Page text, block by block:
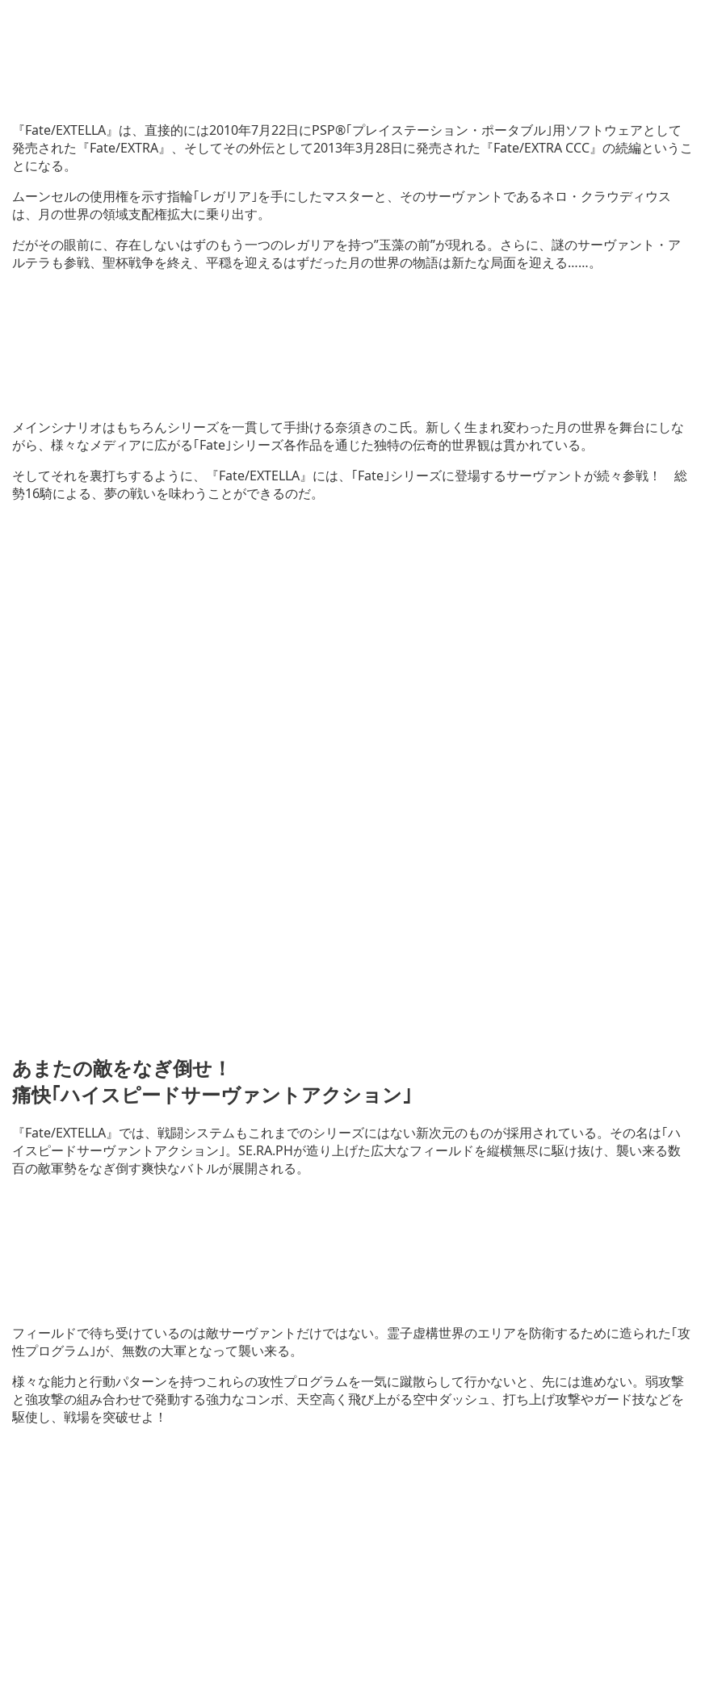
『Fate/EXTELLA』は、直接的には2010年7月22日にPSP®｢プレイステーション・ポータブル｣用ソフトウェアとして
発売された『Fate/EXTRA』、そしてその外伝として2013年3月28日に発売された『Fate/EXTRA CCC』の続編というこ
とになる。
ムーンセルの使用権を示す指輪｢レガリア｣を手にしたマスターと、そのサーヴァントであるネロ・クラウディウス
は、月の世界の領域支配権拡大に乗り出す。
だがその眼前に、存在しないはずのもう一つのレガリアを持つ”玉藻の前”が現れる。さらに、謎のサーヴァント・ア
ルテラも参戦、聖杯戦争を終え、平穏を迎えるはずだった月の世界の物語は新たな局面を迎える……。
メインシナリオはもちろんシリーズを一貫して手掛ける奈須きのこ氏。新しく生まれ変わった月の世界を舞台にしな
がら、様々なメディアに広がる｢Fate｣シリーズ各作品を通じた独特の伝奇的世界観は貫かれている。
そしてそれを裏打ちするように、『Fate/EXTELLA』には、｢Fate｣シリーズに登場するサーヴァントが続々参戦！ 総
勢16騎による、夢の戦いを味わうことができるのだ。
あまたの敵をなぎ倒せ！
痛快｢ハイスピードサーヴァントアクション｣
『Fate/EXTELLA』では、戦闘システムもこれまでのシリーズにはない新次元のものが採用されている。その名は｢ハ
イスピードサーヴァントアクション｣。SE.RA.PHが造り上げた広大なフィールドを縦横無尽に駆け抜け、襲い来る数
百の敵軍勢をなぎ倒す爽快なバトルが展開される。
フィールドで待ち受けているのは敵サーヴァントだけではない。霊子虚構世界のエリアを防衛するために造られた｢攻
性プログラム｣が、無数の大軍となって襲い来る。
様々な能力と行動パターンを持つこれらの攻性プログラムを一気に蹴散らして行かないと、先には進めない。弱攻撃
と強攻撃の組み合わせで発動する強力なコンボ、天空高く飛び上がる空中ダッシュ、打ち上げ攻撃やガード技などを
駆使し、戦場を突破せよ！